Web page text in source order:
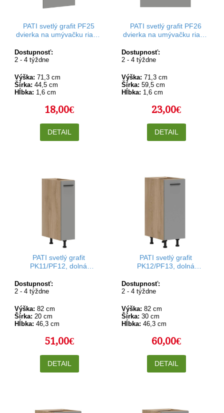
PATI svetlý grafit PF25
dvierka na umývačku riadu
Dostupnosť:
2 - 4 týždne
Výška: 71,3 cm
Šírka: 44,5 cm
Hĺbka: 1,6 cm
18,00€
DETAIL
PATI svetlý grafit PF26
dvierka na umývačku riadu
Dostupnosť:
2 - 4 týždne
Výška: 71,3 cm
Šírka: 59,5 cm
Hĺbka: 1,6 cm
23,00€
DETAIL
PATI svetlý grafit
PK11/PF12, dolná
Dostupnosť:
2 - 4 týždne
Výška: 82 cm
Šírka: 20 cm
Hĺbka: 46,3 cm
51,00€
DETAIL
PATI svetlý grafit
PK12/PF13, dolná
Dostupnosť:
2 - 4 týždne
Výška: 82 cm
Šírka: 30 cm
Hĺbka: 46,3 cm
60,00€
DETAIL